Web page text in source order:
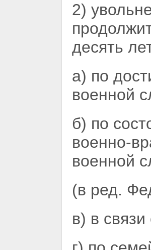
2)
десять
а) по
военной
б) по
военно-
военной
(в ред.
в) в